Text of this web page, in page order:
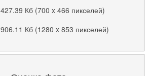
427.39 Кб (700 x 466 пикселей)
906.11 Кб (1280 x 853 пикселей)